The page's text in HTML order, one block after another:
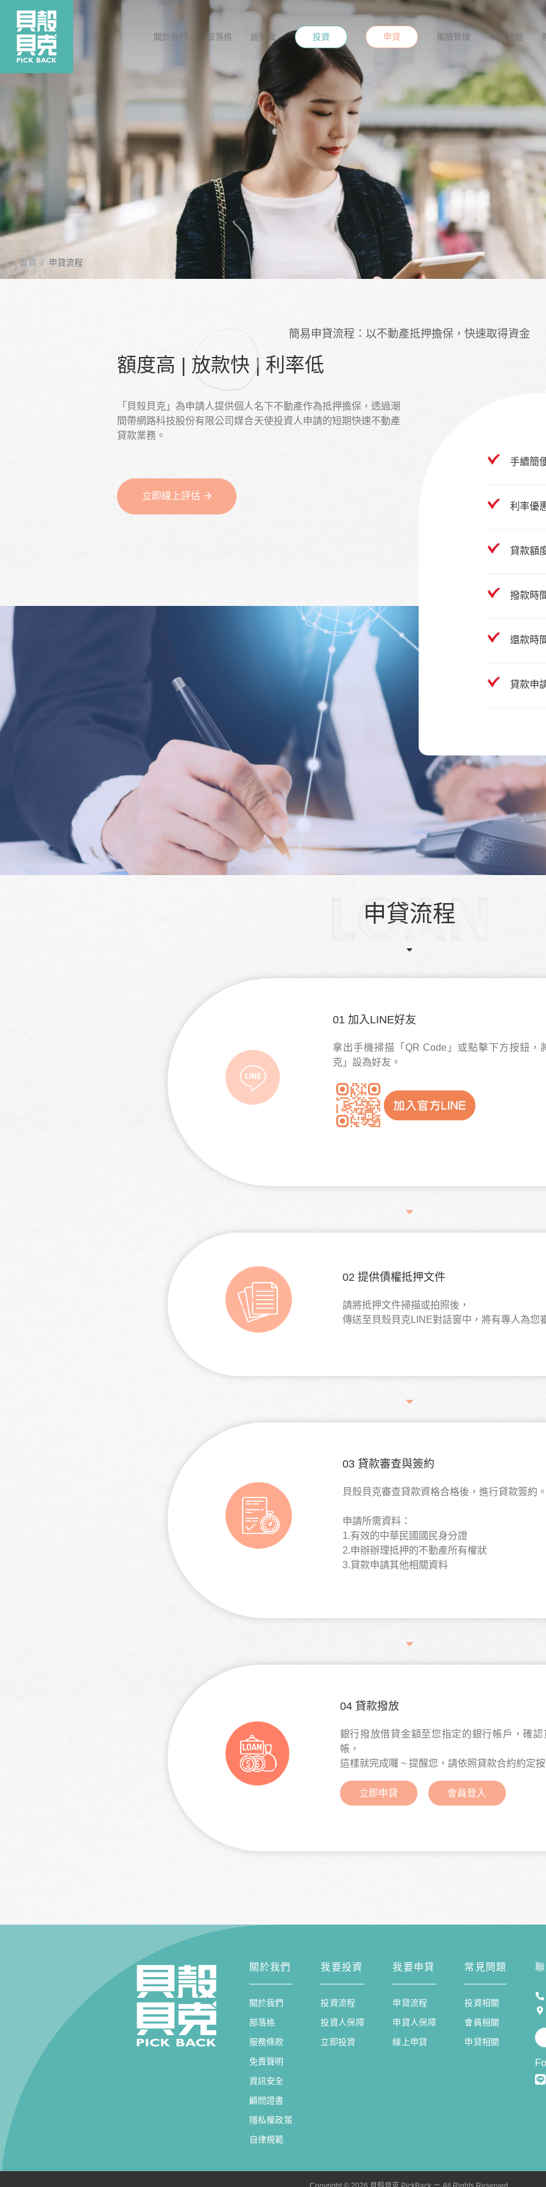
關於我們 部落格 說明會 投資 申貸 風險管理 常見問題
首頁 申貸流程
簡易申貸流程：以不動產抵押擔保，快速取得資金
額度高 | 放款快 | 利率低
「貝殼貝克」為申請人提供個人名下不動產作為抵押擔保，透過潮
間帶網路科技股份有限公司媒合天使投資人申請的短期快速不動產
貸款業務。
立即線上評估
手續簡
利率優
貸款額
撥款時
還款時
貸款申
申貸流程
01 加入LINE好友
拿出手機掃描「QR Code」或點擊下方按鈕 ，
克」設為好友 。
02 提供債權抵押文件
請將抵押文件掃描或拍照後，
傳送至貝殼貝克LINE對話窗中，將有專人為您
03 貸款審查與簽約
貝殼貝克審查貸款資格合格後，進行貸款簽約
申請所需資料：
1.有效的中華民國國民身分證
2.申辦辦理抵押的不動產所有權狀
3.貸款申請其他相關資料
04 貸款撥放
銀行撥放借貸金額至您指定的銀行帳戶，確認
帳，
這樣就完成囉 ~ 提醒您，請依照貸款合約約定
立即申貸 會員登入
關於我們
關於我們
部落格
服務條款
免責聲明
資訊安全
顧問證書
隱私權政策
自律規範
我要投資
投資流程
投資人保障
立即投資
我要申貸
申貸流程
申貸人保障
線上申貸
常見問題
投資相關
會員相關
申貸相關